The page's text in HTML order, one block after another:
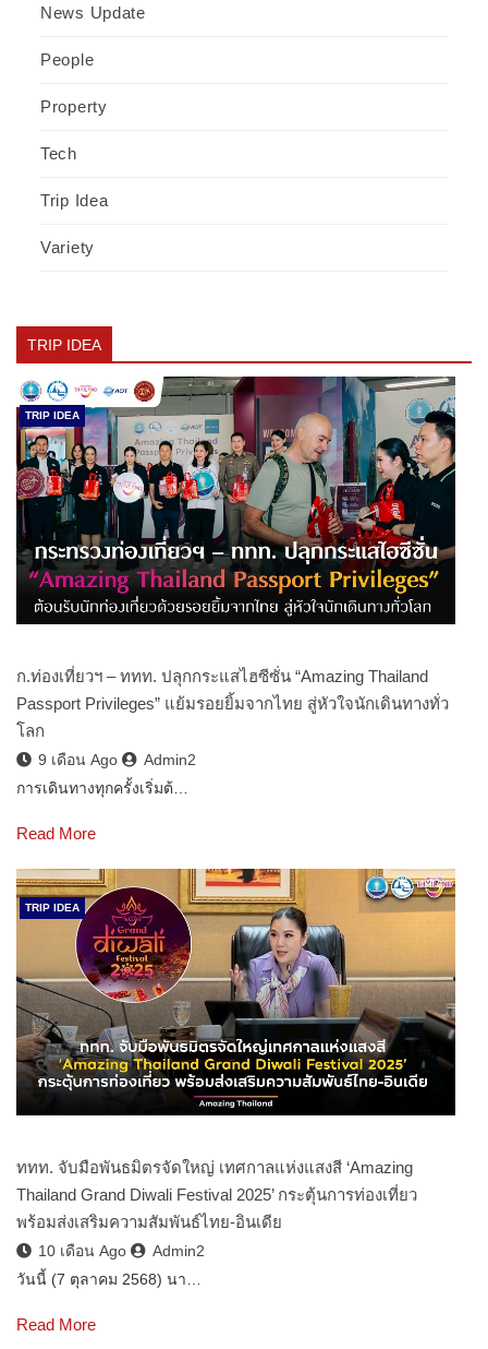
News Update
People
Property
Tech
Trip Idea
Variety
TRIP IDEA
TRIP IDEA
ก.ท่องเที่ยวฯ – ททท. ปลุกกระแสไฮซีซั่น “Amazing Thailand
Passport Privileges” แย้มรอยยิ้มจากไทย สู่หัวใจนักเดินทางทั่ว
โลก
9 เดือน Ago
Admin2
การเดินทางทุกครั้งเริ่มต้…
Read More
TRIP IDEA
ททท. จับมือพันธมิตรจัดใหญ่ เทศกาลแห่งแสงสี ‘Amazing
Thailand Grand Diwali Festival 2025’ กระตุ้นการท่องเที่ยว
พร้อมส่งเสริมความสัมพันธ์ไทย-อินเดีย
10 เดือน Ago
Admin2
วันนี้ (7 ตุลาคม 2568) นา…
Read More